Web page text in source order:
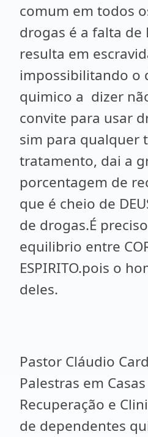
comum em todos
drogas é a falta de
resulta em
impossibilitando o
quimico a dizer
convite para usar
sim para qualquer
tratamento, dai a
porcentagem de
que é cheio de
de drogas.É
equilibrio entre
ESPIRITO.pois o
deles.
Pastor Cláudio
Palestras em
Recuperação e
de dependentes